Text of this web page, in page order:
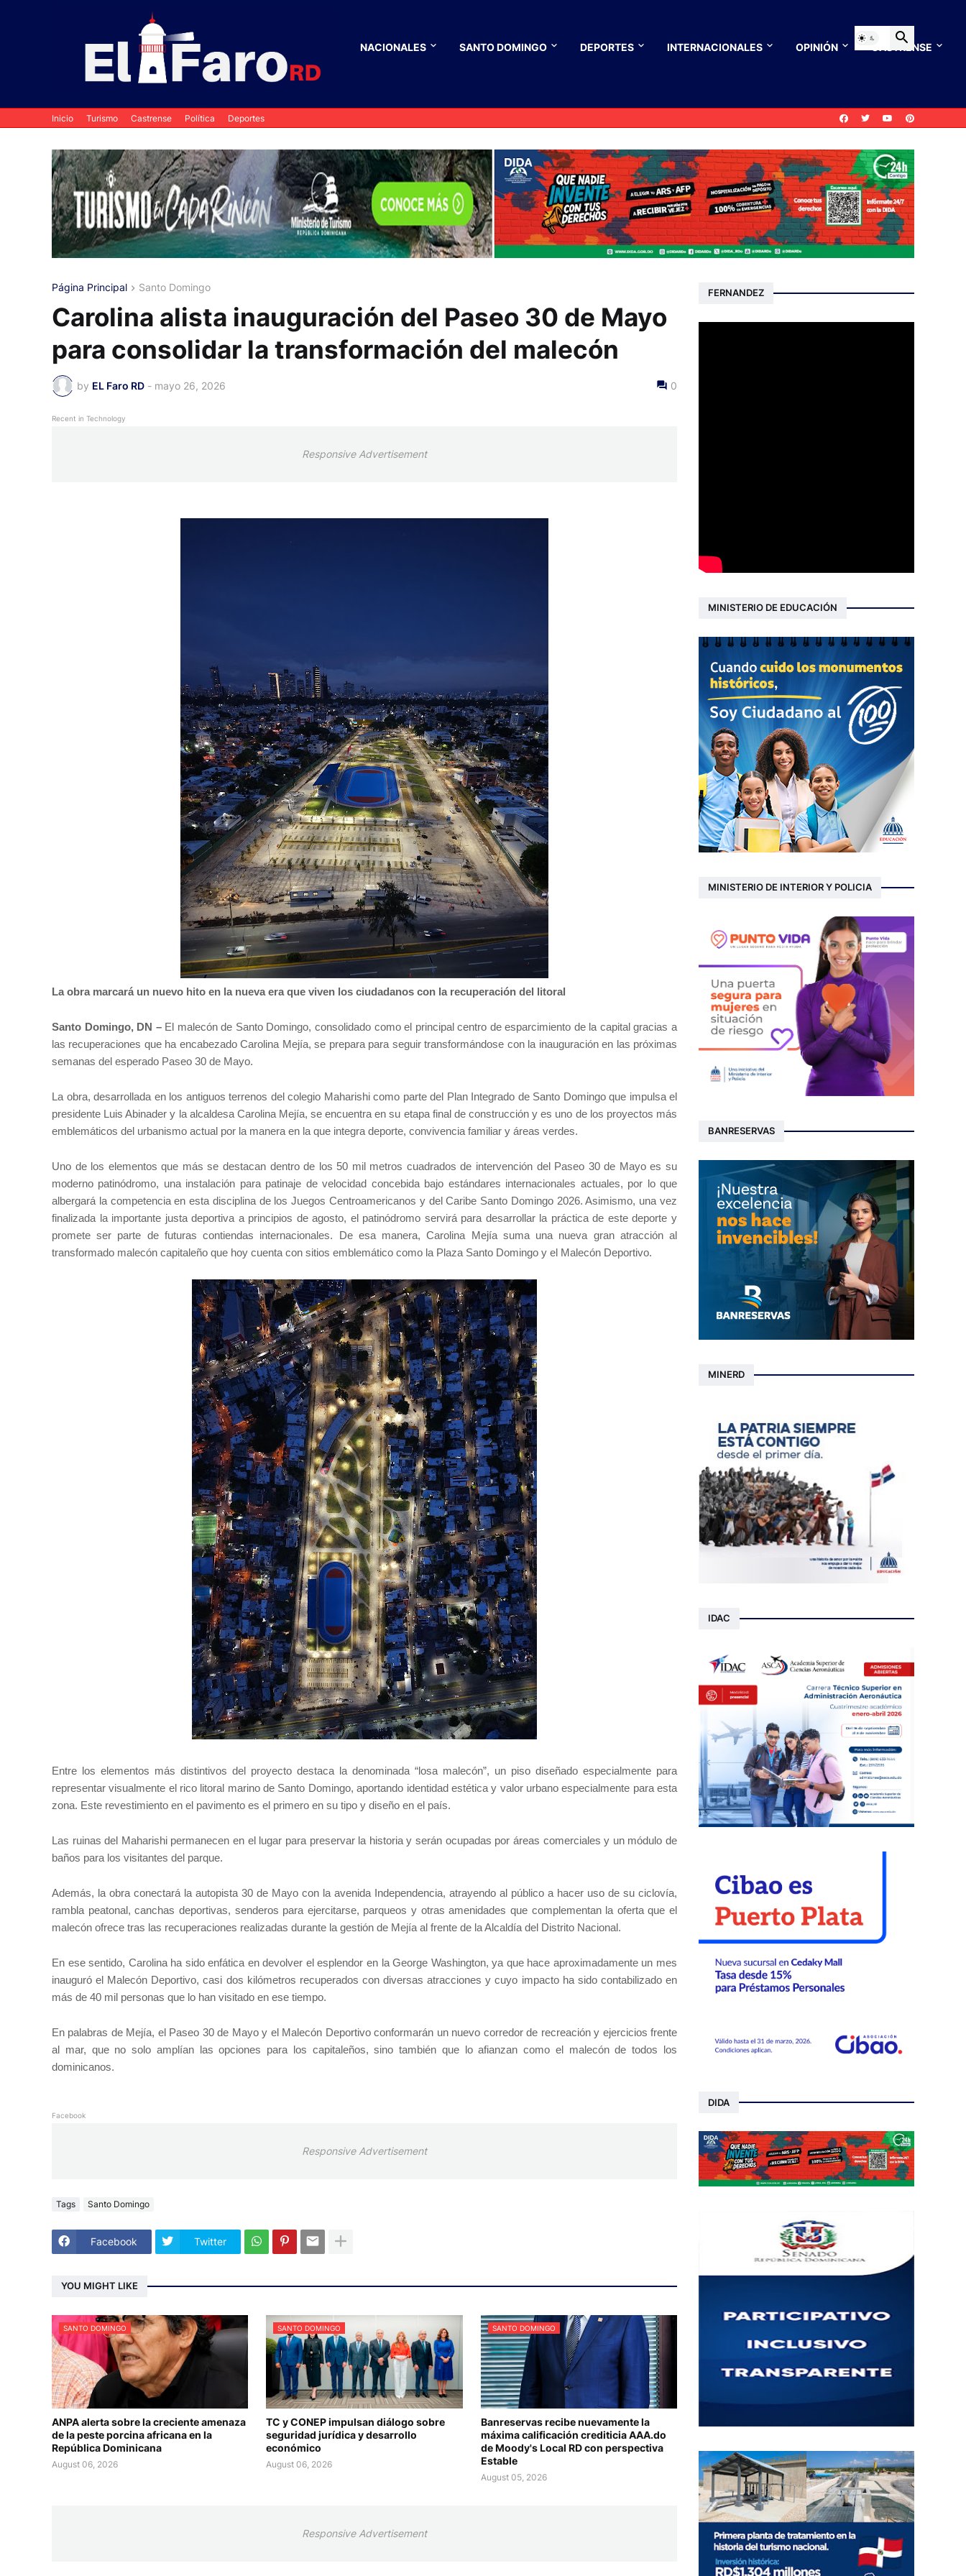
NACIONALES SANTO DOMINGO DEPORTES INTERNACIONALES OPINIÓN CASTRENSE
Inicio Turismo Castrense Política Deportes
Página Principal Santo Domingo
Carolina alista inauguración del Paseo 30 de Mayo
para consolidar la transformación del malecón
by EL Faro RD - mayo 26, 2026 0
Recent in Technology
Responsive Advertisement
La obra marcará un nuevo hito en la nueva era que viven los ciudadanos con la recuperación del litoral
Santo Domingo, DN –El malecón de Santo Domingo, consolidado como el principal centro de esparcimiento de la capital gracias a
las recuperaciones que ha encabezado Carolina Mejía, se prepara para seguir transformándose con la inauguración en las próximas
semanas del esperado Paseo 30 de Mayo.
La obra, desarrollada en los antiguos terrenos del colegio Maharishi como parte del Plan Integrado de Santo Domingo que impulsa el
presidente Luis Abinader y la alcaldesa Carolina Mejía, se encuentra en su etapa final de construcción y es uno de los proyectos más
emblemáticos del urbanismo actual por la manera en la que integra deporte, convivencia familiar y áreas verdes.
Uno de los elementos que más se destacan dentro de los 50 mil metros cuadrados de intervención del Paseo 30 de Mayo es su
moderno patinódromo, una instalación para patinaje de velocidad concebida bajo estándares internacionales actuales, por lo que
albergará la competencia en esta disciplina de los Juegos Centroamericanos y del Caribe Santo Domingo 2026. Asimismo, una vez
finalizada la importante justa deportiva a principios de agosto, el patinódromo servirá para desarrollar la práctica de este deporte y
promete ser parte de futuras contiendas internacionales. De esa manera, Carolina Mejía suma una nueva gran atracción al
transformado malecón capitaleño que hoy cuenta con sitios emblemático como la Plaza Santo Domingo y el Malecón Deportivo.
Entre los elementos más distintivos del proyecto destaca la denominada “losa malecón”, un piso diseñado especialmente para
representar visualmente el rico litoral marino de Santo Domingo, aportando identidad estética y valor urbano especialmente para esta
zona. Este revestimiento en el pavimento es el primero en su tipo y diseño en el país.
Las ruinas del Maharishi permanecen en el lugar para preservar la historia y serán ocupadas por áreas comerciales y un módulo de
baños para los visitantes del parque.
Además, la obra conectará la autopista 30 de Mayo con la avenida Independencia, atrayendo al público a hacer uso de su ciclovía,
rambla peatonal, canchas deportivas, senderos para ejercitarse, parqueos y otras amenidades que complementan la oferta que el
malecón ofrece tras las recuperaciones realizadas durante la gestión de Mejía al frente de la Alcaldía del Distrito Nacional.
En ese sentido, Carolina ha sido enfática en devolver el esplendor en la George Washington, ya que hace aproximadamente un mes
inauguró el Malecón Deportivo, casi dos kilómetros recuperados con diversas atracciones y cuyo impacto ha sido contabilizado en
más de 40 mil personas que lo han visitado en ese tiempo.
En palabras de Mejía, el Paseo 30 de Mayo y el Malecón Deportivo conformarán un nuevo corredor de recreación y ejercicios frente
al mar, que no solo amplían las opciones para los capitaleños, sino también que lo afianzan como el malecón de todos los
dominicanos.
Facebook
Responsive Advertisement
Tags Santo Domingo
Facebook Twitter
YOU MIGHT LIKE
SANTO DOMINGO
ANPA alerta sobre la creciente amenaza
de la peste porcina africana en la
República Dominicana
August 06, 2026
SANTO DOMINGO
TC y CONEP impulsan diálogo sobre
seguridad jurídica y desarrollo
económico
August 06, 2026
SANTO DOMINGO
Banreservas recibe nuevamente la
máxima calificación crediticia AAA.do
de Moody's Local RD con perspectiva
Estable
August 05, 2026
Responsive Advertisement
FERNANDEZ
MINISTERIO DE EDUCACIÓN
MINISTERIO DE INTERIOR Y POLICIA
BANRESERVAS
MINERD
IDAC
DIDA